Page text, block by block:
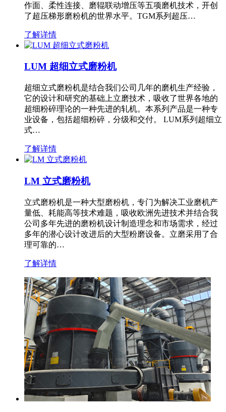
作面、柔性连接、磨辊联动增压等五项磨机技术，开创
了超压梯形磨粉机的世界水平。TGM系列超压…
了解详情
LUM 超细立式磨粉机
超细立式磨粉机是结合我们公司几年的磨机生产经验，
它的设计和研究的基础上立磨技术，吸收了世界各地的
超细粉碎理论的一种先进的轧机。本系列产品是一种专
业设备，包括超细粉碎，分级和交付。 LUM系列超细立
式…
了解详情
LM 立式磨粉机
立式磨粉机是一种大型磨粉机，专门为解决工业磨机产
量低、耗能高等技术难题，吸收欧洲先进技术并结合我
公司多年先进的磨粉机设计制造理念和市场需求，经过
多年的潜心设计改进后的大型粉磨设备。立磨采用了合
理可靠的…
了解详情